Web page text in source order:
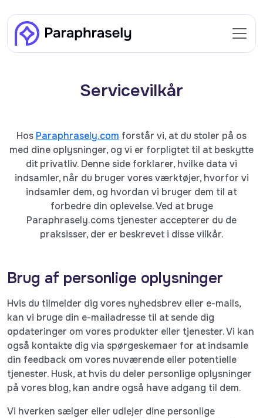
Servicevilkår
Hos Paraphrasely.com forstår vi, at du stoler på os
med dine oplysninger, og vi er forpligtet til at beskytte
dit privatliv. Denne side forklarer, hvilke data vi
indsamler, når du bruger vores værktøjer, hvorfor vi
indsamler dem, og hvordan vi bruger dem til at
forbedre din oplevelse. Ved at bruge
Paraphrasely.coms tjenester accepterer du de
praksisser, der er beskrevet i disse vilkår.
Brug af personlige oplysninger
Hvis du tilmelder dig vores nyhedsbrev eller e-mails,
kan vi bruge din e-mailadresse til at sende dig
opdateringer om vores produkter eller tjenester. Vi kan
også kontakte dig via spørgeskemaer for at indsamle
din feedback om vores nuværende eller potentielle
tjenester. Husk, at hvis du deler personlige oplysninger
på vores blog, kan andre også have adgang til dem.
Vi hverken sælger eller udlejer dine personlige